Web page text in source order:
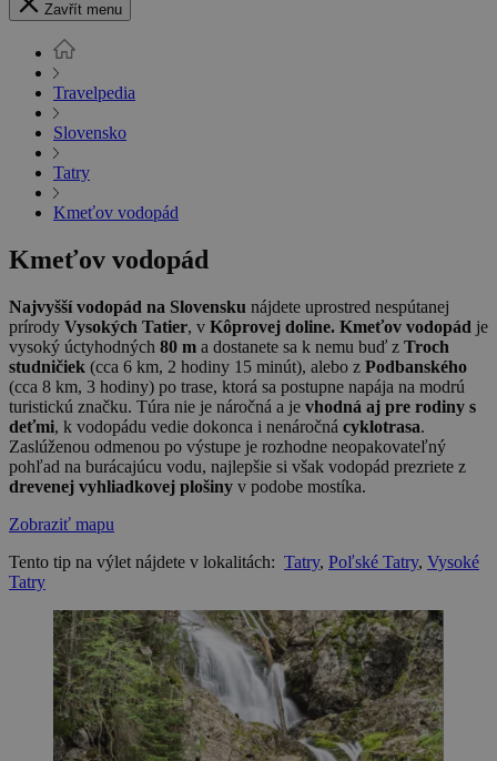
Zavřít menu
Travelpedia
Slovensko
Tatry
Kmeťov vodopád
Kmeťov vodopád
Najvyšší vodopád na Slovensku nájdete uprostred nespútanej
prírody Vysokých Tatier, v Kôprovej doline. Kmeťov vodopád je
vysoký úctyhodných 80 m a dostanete sa k nemu buď z Troch
studničiek (cca 6 km, 2 hodiny 15 minút), alebo z Podbanského
(cca 8 km, 3 hodiny) po trase, ktorá sa postupne napája na modrú
turistickú značku. Túra nie je náročná a je vhodná aj pre rodiny s
deťmi, k vodopádu vedie dokonca i nenáročná cyklotrasa.
Zaslúženou odmenou po výstupe je rozhodne neopakovateľný
pohľad na burácajúcu vodu, najlepšie si však vodopád prezriete z
drevenej vyhliadkovej plošiny v podobe mostíka.
Zobraziť mapu
Tento tip na výlet nájdete v lokalitách: Tatry, Poľské Tatry, Vysoké
Tatry